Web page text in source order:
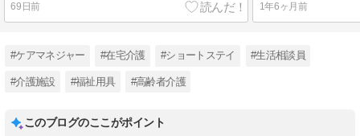
69日前 1年6ヶ月前
#ケアマネジャー #在宅介護 #ショートステイ #生活相談員
#介護施設 #福祉用具 #高齢者介護
このブログのここがポイント